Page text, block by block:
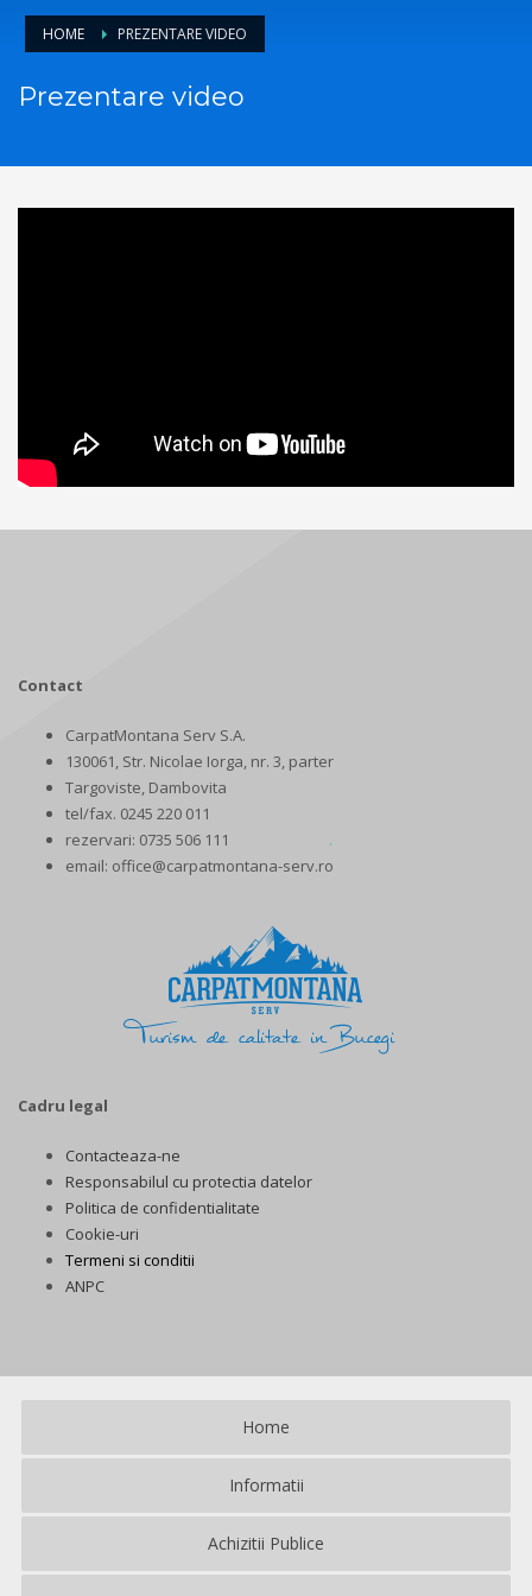
HOME PREZENTARE VIDEO
Prezentare video
Contact
CarpatMontana Serv S.A.
130061, Str. Nicolae Iorga, nr. 3, parter
Targoviste, Dambovita
tel/fax. 0245 220 011
rezervari: 0735 506 111 .
email: office@carpatmontana-serv.ro
Cadru legal
Contacteaza-ne
Responsabilul cu protectia datelor
Politica de confidentialitate
Cookie-uri
Termeni si conditii
ANPC
Home
Informatii
Achizitii Publice